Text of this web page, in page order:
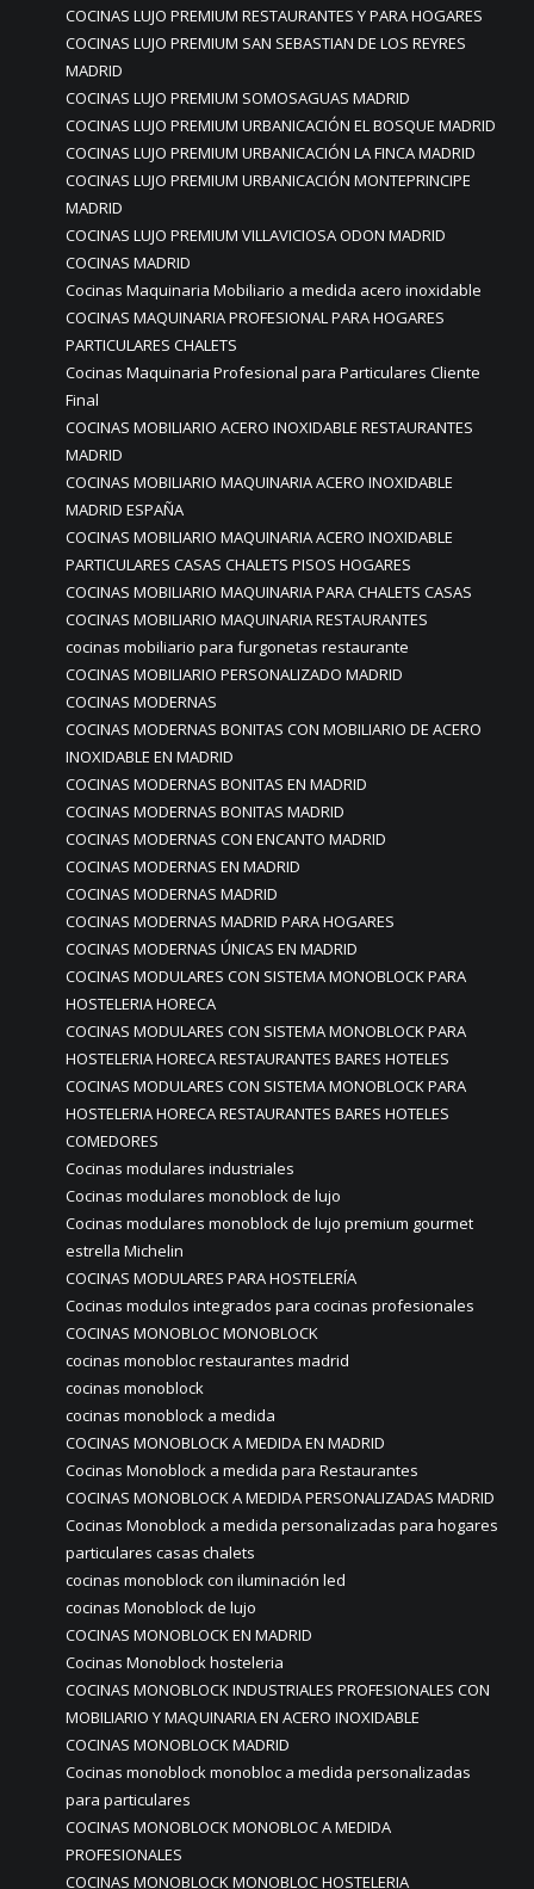
COCINAS LUJO PREMIUM RESTAURANTES Y PARA HOGARES
COCINAS LUJO PREMIUM SAN SEBASTIAN DE LOS REYRES
MADRID
COCINAS LUJO PREMIUM SOMOSAGUAS MADRID
COCINAS LUJO PREMIUM URBANICACIÓN EL BOSQUE MADRID
COCINAS LUJO PREMIUM URBANICACIÓN LA FINCA MADRID
COCINAS LUJO PREMIUM URBANICACIÓN MONTEPRINCIPE
MADRID
COCINAS LUJO PREMIUM VILLAVICIOSA ODON MADRID
COCINAS MADRID
Cocinas Maquinaria Mobiliario a medida acero inoxidable
COCINAS MAQUINARIA PROFESIONAL PARA HOGARES
PARTICULARES CHALETS
Cocinas Maquinaria Profesional para Particulares Cliente
Final
COCINAS MOBILIARIO ACERO INOXIDABLE RESTAURANTES
MADRID
COCINAS MOBILIARIO MAQUINARIA ACERO INOXIDABLE
MADRID ESPAÑA
COCINAS MOBILIARIO MAQUINARIA ACERO INOXIDABLE
PARTICULARES CASAS CHALETS PISOS HOGARES
COCINAS MOBILIARIO MAQUINARIA PARA CHALETS CASAS
COCINAS MOBILIARIO MAQUINARIA RESTAURANTES
cocinas mobiliario para furgonetas restaurante
COCINAS MOBILIARIO PERSONALIZADO MADRID
COCINAS MODERNAS
COCINAS MODERNAS BONITAS CON MOBILIARIO DE ACERO
INOXIDABLE EN MADRID
COCINAS MODERNAS BONITAS EN MADRID
COCINAS MODERNAS BONITAS MADRID
COCINAS MODERNAS CON ENCANTO MADRID
COCINAS MODERNAS EN MADRID
COCINAS MODERNAS MADRID
COCINAS MODERNAS MADRID PARA HOGARES
COCINAS MODERNAS ÚNICAS EN MADRID
COCINAS MODULARES CON SISTEMA MONOBLOCK PARA
HOSTELERIA HORECA
COCINAS MODULARES CON SISTEMA MONOBLOCK PARA
HOSTELERIA HORECA RESTAURANTES BARES HOTELES
COCINAS MODULARES CON SISTEMA MONOBLOCK PARA
HOSTELERIA HORECA RESTAURANTES BARES HOTELES
COMEDORES
Cocinas modulares industriales
Cocinas modulares monoblock de lujo
Cocinas modulares monoblock de lujo premium gourmet
estrella Michelin
COCINAS MODULARES PARA HOSTELERÍA
Cocinas modulos integrados para cocinas profesionales
COCINAS MONOBLOC MONOBLOCK
cocinas monobloc restaurantes madrid
cocinas monoblock
cocinas monoblock a medida
COCINAS MONOBLOCK A MEDIDA EN MADRID
Cocinas Monoblock a medida para Restaurantes
COCINAS MONOBLOCK A MEDIDA PERSONALIZADAS MADRID
Cocinas Monoblock a medida personalizadas para hogares
particulares casas chalets
cocinas monoblock con iluminación led
cocinas Monoblock de lujo
COCINAS MONOBLOCK EN MADRID
Cocinas Monoblock hosteleria
COCINAS MONOBLOCK INDUSTRIALES PROFESIONALES CON
MOBILIARIO Y MAQUINARIA EN ACERO INOXIDABLE
COCINAS MONOBLOCK MADRID
Cocinas monoblock monobloc a medida personalizadas
para particulares
COCINAS MONOBLOCK MONOBLOC A MEDIDA
PROFESIONALES
COCINAS MONOBLOCK MONOBLOC HOSTELERIA